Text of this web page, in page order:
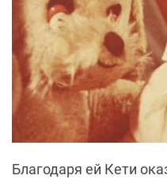
Благодаря ей Кети